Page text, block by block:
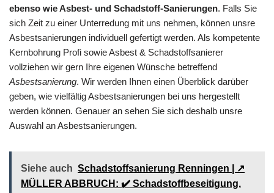
ebenso wie Asbest- und Schadstoff-Sanierungen. Falls Sie
sich Zeit zu einer Unterredung mit uns nehmen, können unsre
Asbestsanierungen individuell gefertigt werden. Als kompetente
Kernbohrung Profi sowie Asbest & Schadstoffsanierer
vollziehen wir gern Ihre eigenen Wünsche betreffend
Asbestsanierung. Wir werden Ihnen einen Überblick darüber
geben, wie vielfältig Asbestsanierungen bei uns hergestellt
werden können. Genauer an sehen Sie sich deshalb unsre
Auswahl an Asbestsanierungen.
Siehe auch Schadstoffsanierung Renningen | ↗️
MÜLLER ABBRUCH: ✔️ Schadstoffbeseitigung,